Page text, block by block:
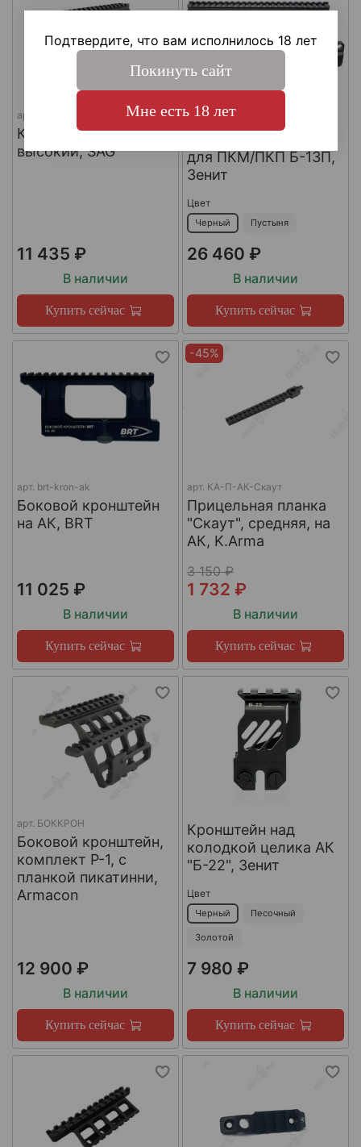
арт.
Кронштейн СВД
высокий, SAG
11 435 ₽
В наличии
Купить сейчас
Кронштейн над
для ПКМ/ПКП Б-13П,
Зенит
Цвет
Черный Пустыня
26 460 ₽
В наличии
Купить сейчас
арт. brt-kron-ak
Боковой кронштейн
на АК, BRT
11 025 ₽
В наличии
Купить сейчас
-45%
арт. КА-П-АК-Скаут
Прицельная планка
"Скаут", средняя, на
АК, K.Arma
3 150 ₽
1 732 ₽
В наличии
Купить сейчас
арт. БОККРОН
Боковой кронштейн,
комплект Р-1, с
планкой пикатинни,
Armacon
12 900 ₽
В наличии
Купить сейчас
Кронштейн над
колодкой целика АК
"Б-22", Зенит
Цвет
Черный Песочный
Золотой
7 980 ₽
В наличии
Купить сейчас
Подтвердите, что вам исполнилось 18 лет
Покинуть сайт
Мне есть 18 лет